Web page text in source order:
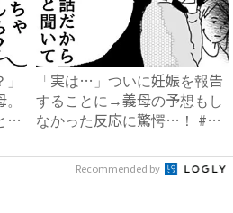
「実は…」ついに妊娠を報告
することに→義母の予想もし
なかった反応に驚愕…！ #
Recommended by